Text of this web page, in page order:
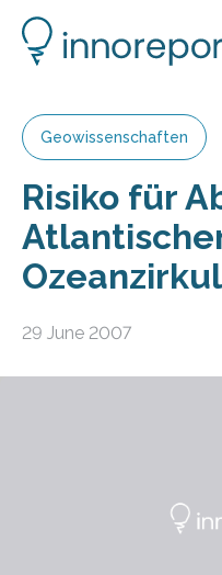
Geowissenschaften
Risiko für
29 June 2007